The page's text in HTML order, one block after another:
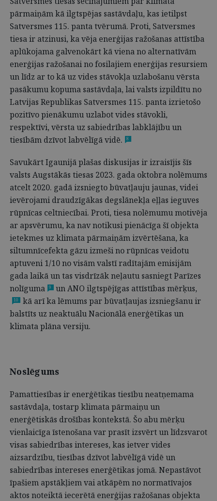
pārmaiņām kā ilgtspējas sastāvdaļu, kas ietilpst
Satversmes 115. panta tvērumā. Proti, Satversmes
tiesa ir atzinusi, ka vēja enerģijas ražošanas attīstība
aplūkojama galvenokārt kā viena no alternatīvām
enerģijas ražošanai no fosilajiem enerģijas resursiem
un līdz ar to kā uz vides stāvokļa uzlabošanu vērsta
pasākumu kopuma sastāvdaļa, lai valsts izpildītu no
Latvijas Republikas Satversmes 115. panta izrietošo
pozitīvo pienākumu uzlabot vides stāvokli,
respektīvi, vērsta uz sabiedrības labklājību un
tiesībām dzīvot labvēlīgā vidē.
8
Savukārt Igaunijā plašas diskusijas ir izraisījis šīs
valsts Augstākās tiesas 2023. gada oktobra nolēmums
atcelt 2020. gadā izsniegto būvatļauju jaunas, videi
ievērojami draudzīgākas degslānekļa eļļas ieguves
rūpnīcas celtniecībai. Proti, tiesa nolēmumu motivēja
ar apsvērumu, ka nav notikusi pienācīga šī objekta
ietekmes uz klimata pārmaiņām izvērtēšana, ka
siltumnīcefekta gāzu izmeši no rūpnīcas veidotu
aptuveni 1/10 no visām valstī radītajām emisijām
gada laikā un tas visdrīzāk neļautu sasniegt Parīzes
nolīguma
9 un ANO ilgtspējīgas attīstības mērķus,
10
kā arī ka lēmums par būvatļaujas izsniegšanu ir
balstīts uz neaktuālu Nacionālā enerģētikas un
klimata plāna versiju.
Noslēgums
Pamattiesības ir enerģētikas tiesību neatņemama
sastāvdaļa, tostarp klimata pārmaiņu un
enerģētiskās drošības kontekstā. Šo abu mērķu
vienlaicīga īstenošana var prasīt izsvērt un līdzsvarot
visas sabiedrības intereses, kas ietver vides
aizsardzību, tiesības dzīvot labvēlīgā vidē un
sabiedrības intereses enerģētikas jomā. Nepastāvot
īpašiem apstākļiem vai atkāpēm no normatīvajos
aktos noteiktā iecerētā enerģijas ražošanas objekta